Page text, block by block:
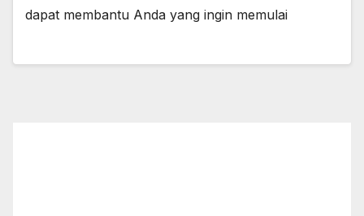
dapat membantu Anda yang ingin memulai